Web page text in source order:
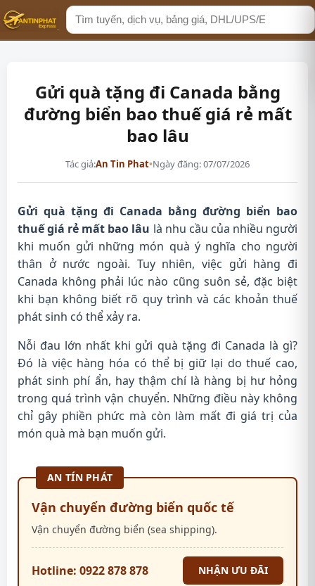
Tìm
kiếm
Gửi quà tặng đi Canada bằng
đường biển bao thuế giá rẻ mất
bao lâu
Tác giả:An Tin Phat•Ngày đăng: 07/07/2026
Gửi quà tặng đi Canada bằng đường biển bao
thuế giá rẻ mất bao lâu là nhu cầu của nhiều người
khi muốn gửi những món quà ý nghĩa cho người
thân ở nước ngoài. Tuy nhiên, việc gửi hàng đi
Canada không phải lúc nào cũng suôn sẻ, đặc biệt
khi bạn không biết rõ quy trình và các khoản thuế
phát sinh có thể xảy ra.
Nỗi đau lớn nhất khi gửi quà tặng đi Canada là gì?
Đó là việc hàng hóa có thể bị giữ lại do thuế cao,
phát sinh phí ẩn, hay thậm chí là hàng bị hư hỏng
trong quá trình vận chuyển. Những điều này không
chỉ gây phiền phức mà còn làm mất đi giá trị của
món quà mà bạn muốn gửi.
AN TÍN PHÁT
Vận chuyển đường biển quốc tế
Vận chuyển đường biển (sea shipping).
Hotline: 0922 878 878 NHẬN ƯU ĐÃI